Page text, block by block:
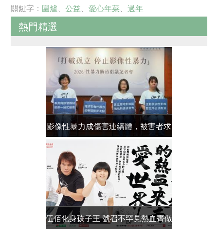
關鍵字： 圍爐、公益、愛心年菜、過年
熱門精選
影像性暴力成傷害連續體，被害者求
助無門
伍佰化身孩子王 號召不罕見熱血齊做